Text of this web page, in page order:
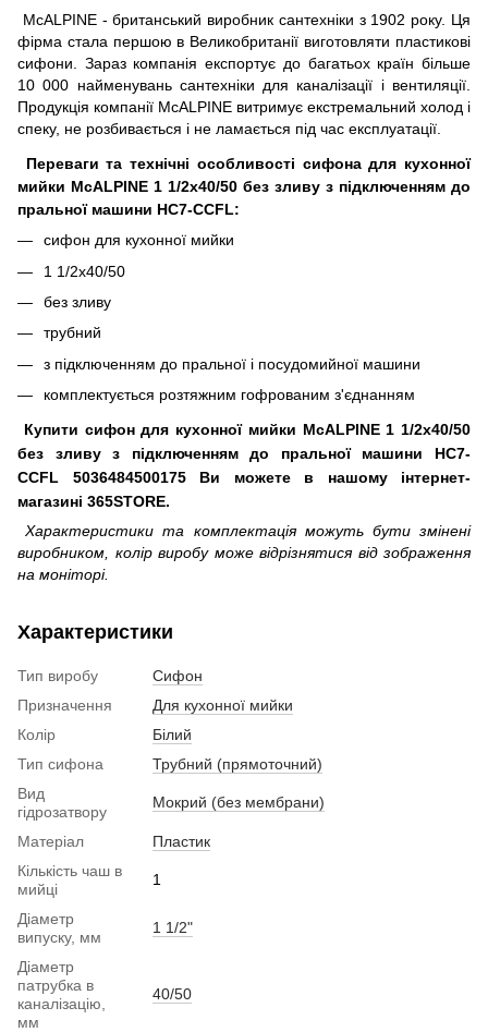
McALPINE - британський виробник сантехніки з 1902 року. Ця
фірма стала першою в Великобританії виготовляти пластикові
сифони. Зараз компанія експортує до багатьох країн більше
10 000 найменувань сантехніки для каналізації і вентиляції.
Продукція компанії McALPINE витримує екстремальний холод і
спеку, не розбивається і не ламається під час експлуатації.
Переваги та технічні особливості cифона для кухонної
мийки McALPINE 1 1/2х40/50 без зливу з підключенням до
пральної машини HC7-CCFL:
сифон для кухонної мийки
1 1/2х40/50
без зливу
трубний
з підключенням до пральної і посудомийної машини
комплектується розтяжним гофрованим з'єднанням
Купити сифон для кухонної мийки McALPINE 1 1/2х40/50
без зливу з підключенням до пральної машини HC7-
CCFL 5036484500175 Ви можете в нашому інтернет-
магазині 365STORE.
Характеристики та комплектація можуть бути змінені
виробником, колір виробу може відрізнятися від зображення
на моніторі.
Характеристики
Тип виробу
Сифон
Призначення
Для кухонної мийки
Колір
Білий
Тип сифона
Трубний (прямоточний)
Вид
гідрозатвору
Мокрий (без мембрани)
Матеріал
Пластик
Кількість чаш в
мийці
1
Діаметр
випуску, мм
1 1/2"
Діаметр
патрубка в
каналізацію,
мм
40/50